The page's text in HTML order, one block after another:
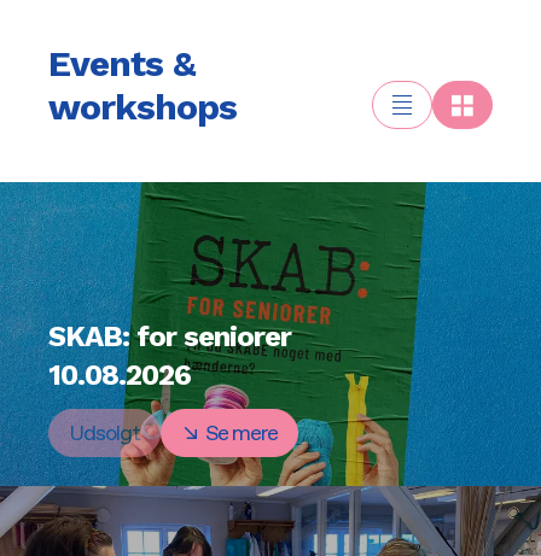
Events &
workshops
SKAB: for seniorer
10.08.2026
Udsolgt Se mere